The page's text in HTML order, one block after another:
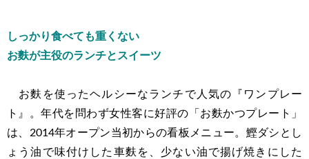
しっかり食べても重くない
お麩が主役のランチとスイーツ
お麩を使ったヘルシーなランチで人気の『ワンプレー
ト』。年代を問わず女性客に好評の「お麩かつプレート」
は、2014年オープン当初からの看板メニュー。鰹ダシとし
ょう油で味付けした車麩を、少ない油で揚げ焼きにした